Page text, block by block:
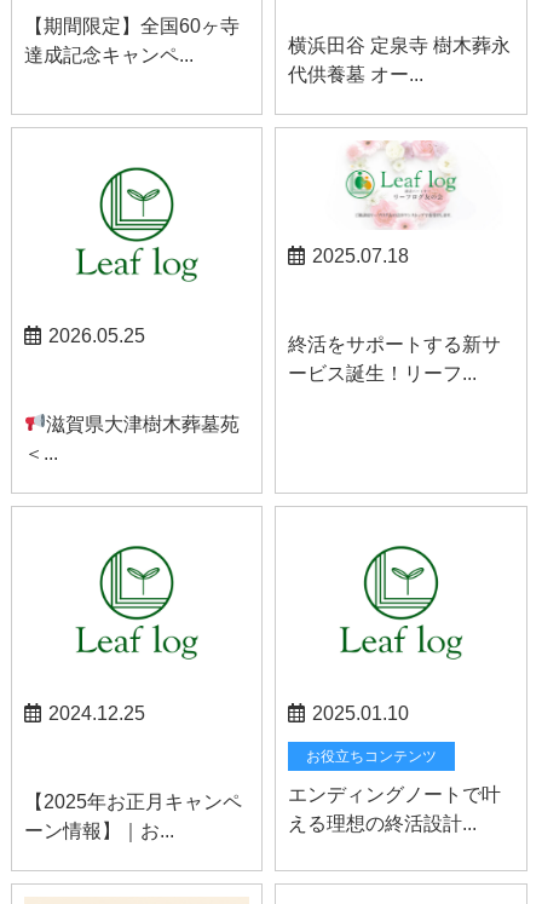
【期間限定】全国60ヶ寺
達成記念キャンペ...
横浜田谷 定泉寺 樹木葬永
代供養墓 オー...
2026.05.25
滋賀県大津樹木葬墓苑
＜...
2025.07.18
終活をサポートする新サ
ービス誕生！リーフ...
2024.12.25
【2025年お正月キャンペ
ーン情報】｜お...
2025.01.10
お役立ちコンテンツ
エンディングノートで叶
える理想の終活設計...